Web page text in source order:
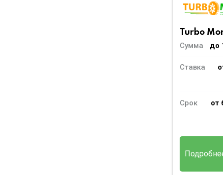
Turbo
Сумма
до
Ставка
Срок
от